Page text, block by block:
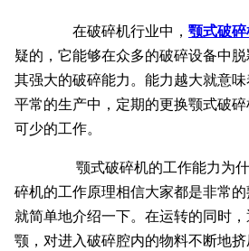
在破碎机行业中， 颚式破碎
疑的，它能够在众多的破碎设备中
其强大的破碎能力。能力越大就意
平常的生产中，定期的更换颚式破
可少的工作。
颚式破碎机的工作能力为什
碎机的工作原理相信大家都是非常的
就简单地介绍一下。在运转的同时
颚，对进入破碎腔内的物料不断地